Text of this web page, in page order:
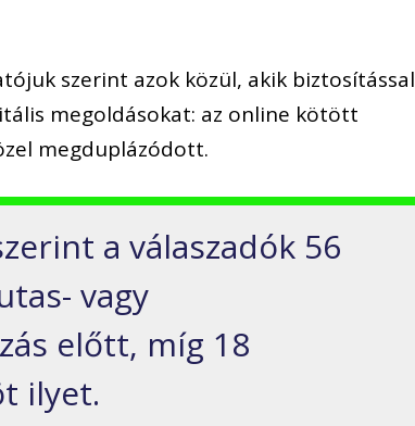
szerint azok közül, akik biztosítással
megoldásokat: az online kötött
megduplázódott.
a válaszadók 56
vagy
előtt, míg 18
ilyet.